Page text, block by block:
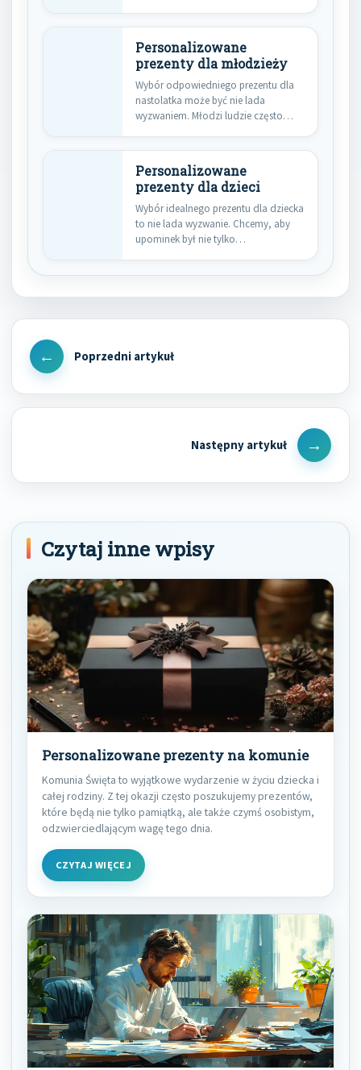
Personalizowane
prezenty dla młodzieży
Wybór odpowiedniego prezentu dla
nastolatka może być nie lada
wyzwaniem. Młodzi ludzie często
Personalizowane
prezenty dla dzieci
Wybór idealnego prezentu dla dziecka
to nie lada wyzwanie. Chcemy, aby
upominek był nie tylko…
Nawigacja
wpisu
Previous
Next
Post
Czytaj inne wpisy
Personalizowane prezenty na komunie
Komunia Święta to wyjątkowe wydarzenie w życiu dziecka i
całej rodziny. Z tej okazji często poszukujemy prezentów,
które będą nie tylko pamiątką, ale także czymś osobistym,
odzwierciedlającym wagę tego dnia.
CZYTAJ WIĘCEJ